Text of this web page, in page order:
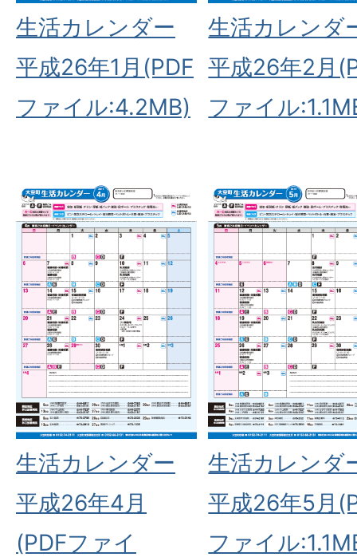
生活カレンダー
平成26年1月(PDF
ファイル:4.2MB)
生活カレンダ
平成26年2月
ファイル
生活カレンダー
平成26年4月
(PDFファイ
生活カレンダ
平成26年5月
ファイル